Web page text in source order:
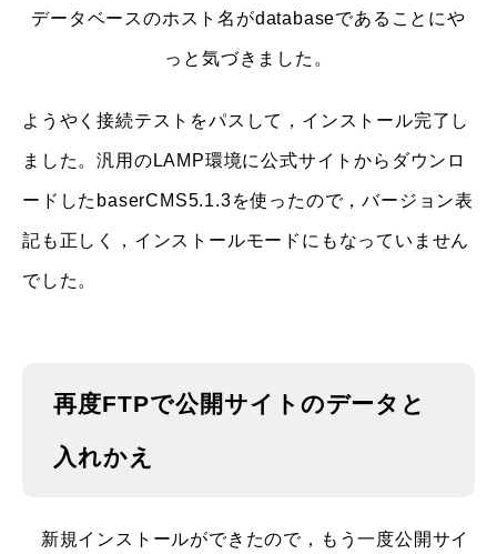
データベースのホスト名がdatabaseであることにや
っと気づきました。
ようやく接続テストをパスして，インストール完了し
ました。汎用のLAMP環境に公式サイトからダウンロ
ードしたbaserCMS5.1.3を使ったので，バージョン表
記も正しく，インストールモードにもなっていません
でした。
再度FTPで公開サイトのデータと
入れかえ
新規インストールができたので，もう一度公開サイ